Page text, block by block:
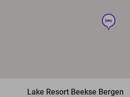
hotel
Lake Resort Beekse Bergen